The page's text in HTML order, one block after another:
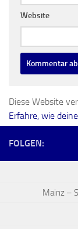
Website
Diese Website
Erfahre, wie
FOLGEN:
Mainz –